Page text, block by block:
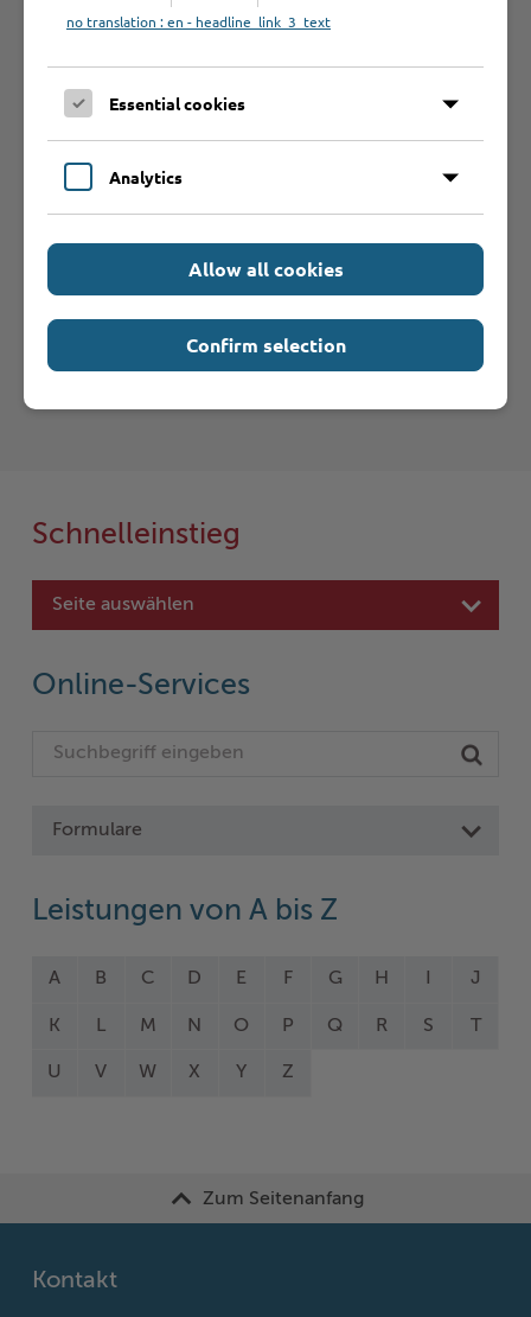
L’environnement idéal pour la vie des jeunes
L’endroit idéal pour y construire ses propres
murs
La plaque tournante du Nord
La nature : ce que Stormarn a de plus cher
Parmi les meilleurs au niveau international et en
tête du Schleswig-Holstein
Des investissements qui en valent la peine
Stormarn : au pied de la « porte sur le monde »
Habiter à Stormarn et profiter de la retraite
Schnelleinstieg
Seite auswählen
Online-Services
Formulare
Leistungen von A bis Z
A B C D E F G H J
K L M N O P Q R S T
U V W X Y Z
Zum Seitenanfang
Kontakt
no translation : en - headline_link_3_text
Essential cookies
Analytics
Allow all cookies
Confirm selection